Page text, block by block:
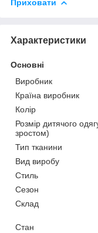
Приховати
Характеристики
Основні
Виробник
Країна виробник
Колір
Розмір дитячого
зростом)
Тип тканини
Вид виробу
Стиль
Сезон
Склад
Стан